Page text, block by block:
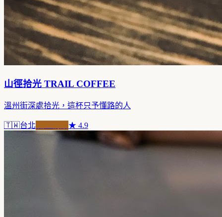
山徑拾光 TRAIL COFFEE
溫州街深處拾光，這杯只予懂路的人
🇹🇼台北 ★ 4.9